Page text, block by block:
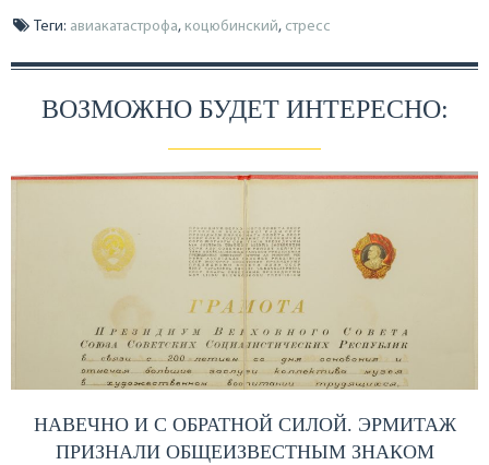
Теги: авиакатастрофа, коцюбинский, стресс
ВОЗМОЖНО БУДЕТ ИНТЕРЕСНО:
НАВЕЧНО И С ОБРАТНОЙ СИЛОЙ. ЭРМИТАЖ
ПРИЗНАЛИ ОБЩЕИЗВЕСТНЫМ ЗНАКОМ